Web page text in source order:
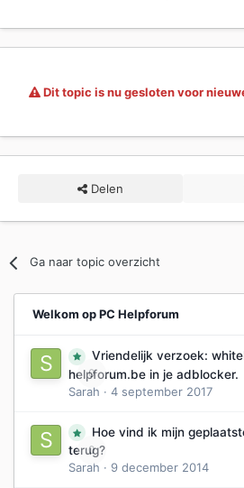
Dit topic is nu gesloten voor
Delen
Ga naar topic overzicht
Welkom op PC Helpforum
0
Vriendelijk verzoek:
helpforum.be in je adblocker.
Sarah · 4 september 2017
0
Hoe vind ik mijn
terug?
Sarah · 9 december 2014